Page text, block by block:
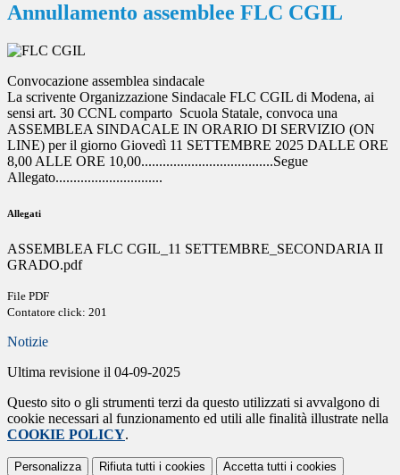
Annullamento assemblee FLC CGIL
Convocazione assemblea sindacale
La scrivente Organizzazione Sindacale FLC CGIL di Modena, ai
sensi art. 30 CCNL comparto Scuola Statale, convoca una
ASSEMBLEA SINDACALE IN ORARIO DI SERVIZIO (ON
LINE) per il giorno Giovedì 11 SETTEMBRE 2025 DALLE ORE
8,00 ALLE ORE 10,00.....................................Segue
Allegato..............................
Allegati
ASSEMBLEA FLC CGIL_11 SETTEMBRE_SECONDARIA II
GRADO.pdf
File PDF
Contatore click: 201
Notizie
Ultima revisione il 04-09-2025
Questo sito o gli strumenti terzi da questo utilizzati si avvalgono di
cookie necessari al funzionamento ed utili alle finalità illustrate nella
COOKIE POLICY.
Personalizza Rifiuta tutti i cookies Accetta tutti i cookies